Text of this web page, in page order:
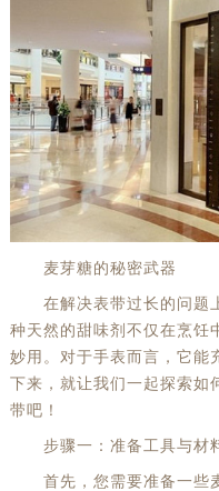
麦芽糖的秘密武器
在解决表带过长的问题上
种天然的甜味剂不仅在烹饪
妙用。对于手表而言，它能
下来，就让我们一起探索如
带吧！
步骤一：准备工具与材
首先，您需要准备一些麦